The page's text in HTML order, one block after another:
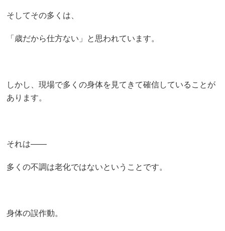
そしてその多くは、
「歳だから仕方ない」と思われています。
しかし、現場で多くの身体を見てきて確信していることが
あります。
それは——
多くの不調は老化ではないということです。
身体の誤作動。